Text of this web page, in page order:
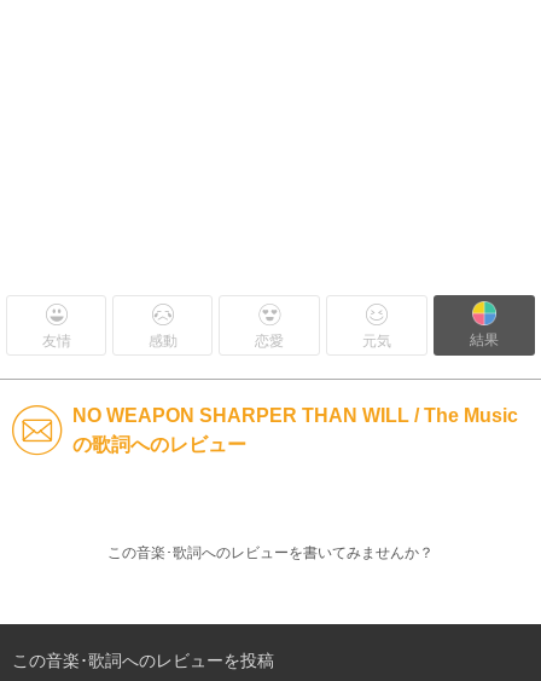
友情 感動 恋愛 元気 結果
NO WEAPON SHARPER THAN WILL / The Music
の歌詞へのレビュー
この音楽･歌詞へのレビューを書いてみませんか？
この音楽･歌詞へのレビューを投稿